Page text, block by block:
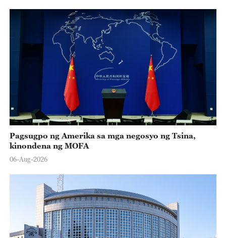
Pagsugpo ng Amerika sa mga negosyo ng Tsina,
kinondena ng MOFA
06-Aug-2026